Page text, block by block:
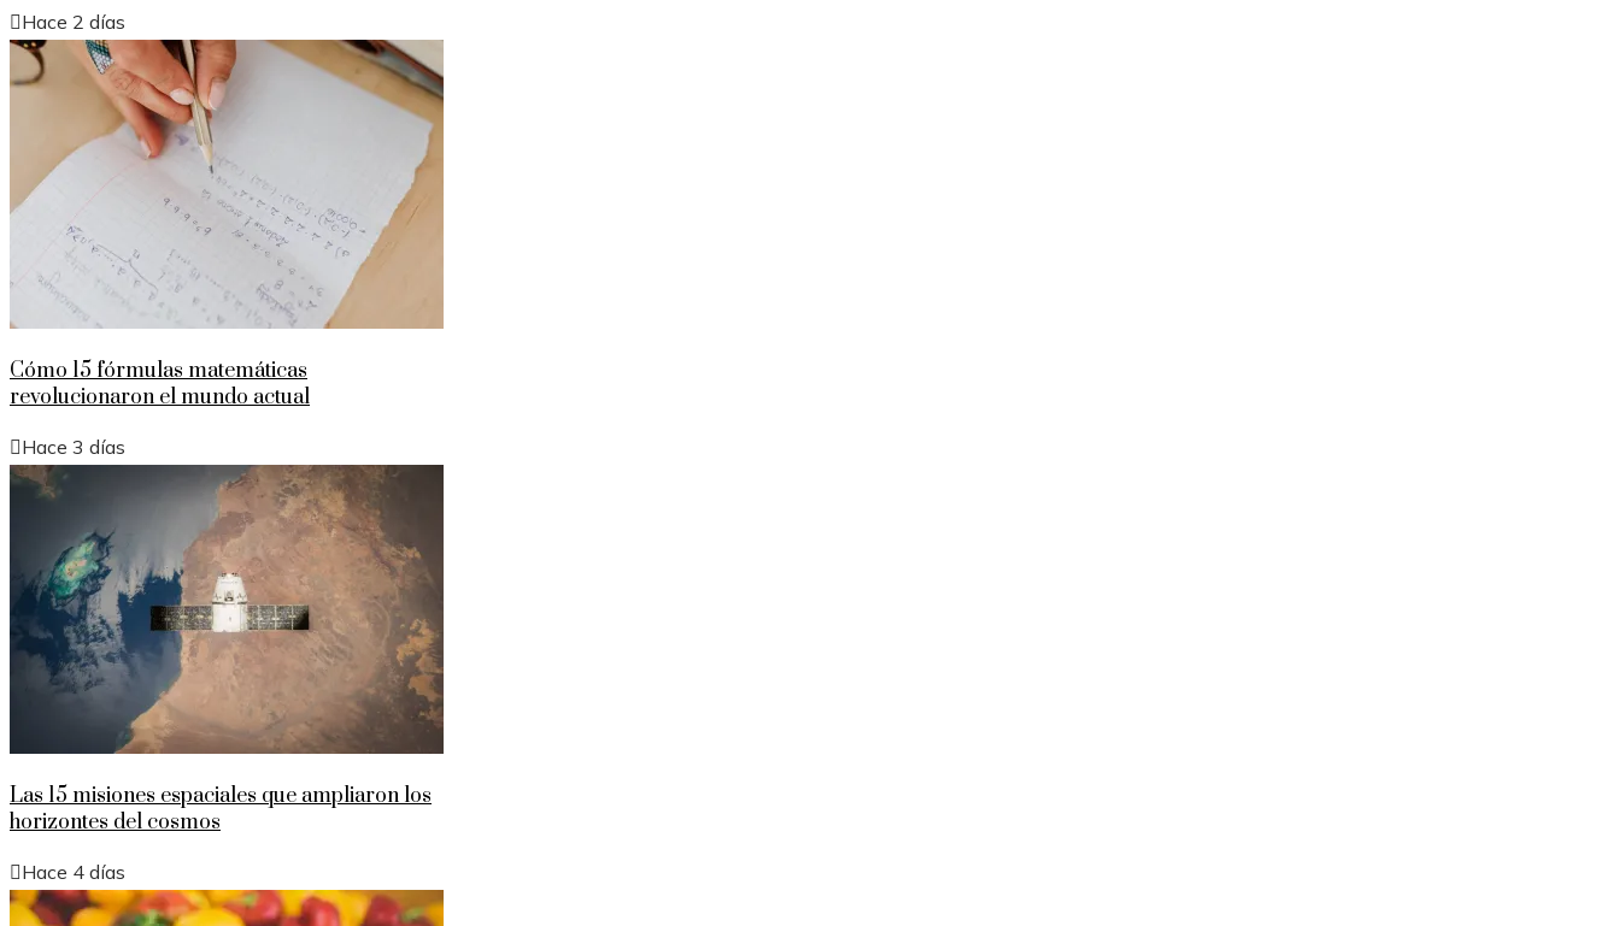
Hace 2 días
Cómo 15 fórmulas matemáticas
revolucionaron el mundo actual
Hace 3 días
Las 15 misiones espaciales que ampliaron los
horizontes del cosmos
Hace 4 días